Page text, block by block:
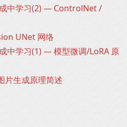
中学习(2) — ControlNet /
UNet 网络
中学习(1) — 模型微调/LoRA 原
生成原理简述